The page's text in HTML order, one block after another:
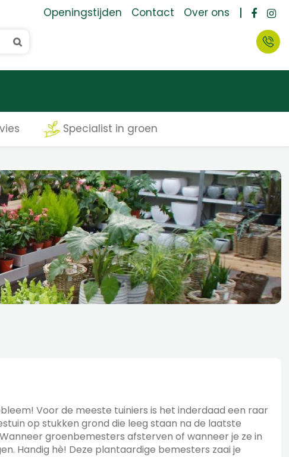
Openingstijden Contact Over ons
Specialist in groen
Voor de meeste tuiniers is het inderdaad een raar
op stukken grond die leeg staan na de laatste
groenbemesters afsterven of wanneer je ze in
Handig hè! Deze plantaardige bemesters zaai je